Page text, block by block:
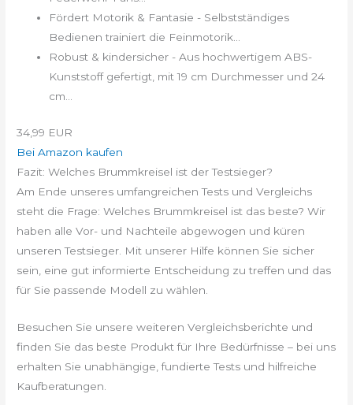
Fördert Motorik & Fantasie - Selbstständiges
Bedienen trainiert die Feinmotorik...
Robust & kindersicher - Aus hochwertigem ABS-
Kunststoff gefertigt, mit 19 cm Durchmesser und 24
cm...
34,99 EUR
Bei Amazon kaufen
Fazit: Welches Brummkreisel ist der Testsieger?
Am Ende unseres umfangreichen Tests und Vergleichs
steht die Frage: Welches Brummkreisel ist das beste? Wir
haben alle Vor- und Nachteile abgewogen und küren
unseren Testsieger. Mit unserer Hilfe können Sie sicher
sein, eine gut informierte Entscheidung zu treffen und das
für Sie passende Modell zu wählen.
Besuchen Sie unsere weiteren Vergleichsberichte und
finden Sie das beste Produkt für Ihre Bedürfnisse – bei uns
erhalten Sie unabhängige, fundierte Tests und hilfreiche
Kaufberatungen.